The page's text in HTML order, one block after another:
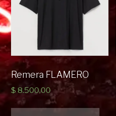
Remera FLAMERO
$ 8.500,00